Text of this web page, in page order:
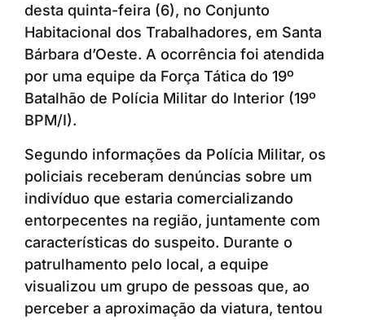
desta quinta-feira (6), no Conjunto
Habitacional dos Trabalhadores, em Santa
Bárbara d’Oeste. A ocorrência foi atendida
por uma equipe da Força Tática do 19º
Batalhão de Polícia Militar do Interior (19º
BPM/I).
Segundo informações da Polícia Militar, os
policiais receberam denúncias sobre um
indivíduo que estaria comercializando
entorpecentes na região, juntamente com
características do suspeito. Durante o
patrulhamento pelo local, a equipe
visualizou um grupo de pessoas que, ao
perceber a aproximação da viatura, tentou